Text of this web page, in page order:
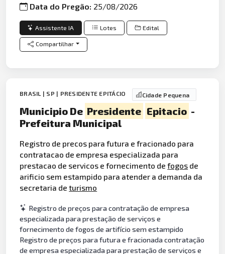
Data do Pregão: 25/08/2026
Assistente IA Lotes Edital
Compartilhar
BRASIL | SP | PRESIDENTE EPITÁCIO Cidade Pequena
Municipio De Presidente Epitacio -
Prefeitura Municipal
Registro de precos para futura e fracionado para
contratacao de empresa especializada para
prestacao de servicos e fornecimento defogos de
arificio sem estampido para atender a demanda da
secretaria deturismo
Registro de preços para contratação de empresa
especializada para prestação de serviços e
fornecimento de fogos de artifício sem estampido
Registro de preços para futura e fracionada contratação
de empresa especializada para prestação de serviços e